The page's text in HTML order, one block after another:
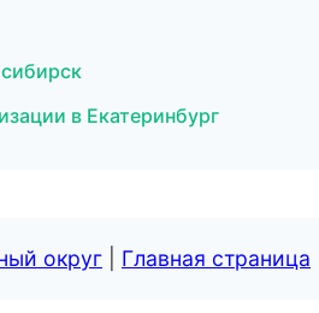
в Екатеринбург
округ Главная страница